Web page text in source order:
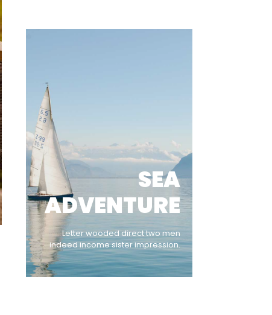
SEA
ADVENTURE
Letter wooded direct two men
indeed income sister impression.